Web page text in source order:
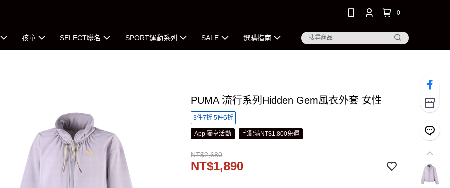
0
孩童 SELECT聯名 SPORT運動系列 SALE 選購指南
PUMA 流行系列Hidden Gem風衣外套 女性
3件7折 5件6折
App 獨享活動 宅配滿NT$1,800免運
NT$2,680
NT$1,890